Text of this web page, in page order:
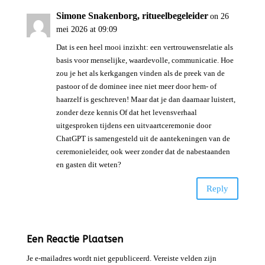
Simone Snakenborg, ritueelbegeleider on 26
mei 2026 at 09:09
Dat is een heel mooi inzixht: een vertrouwensrelatie als
basis voor menselijke, waardevolle, communicatie. Hoe
zou je het als kerkgangen vinden als de preek van de
pastoor of de dominee inee niet meer door hem- of
haarzelf is geschreven! Maar dat je dan daarnaar luistert,
zonder deze kennis Of dat het levensverhaal
uitgesproken tijdens een uitvaartceremonie door
ChatGPT is samengesteld uit de aantekeningen van de
ceremonieleider, ook weer zonder dat de nabestaanden
en gasten dit weten?
Reply
Een Reactie Plaatsen
Je e-mailadres wordt niet gepubliceerd. Vereiste velden zijn